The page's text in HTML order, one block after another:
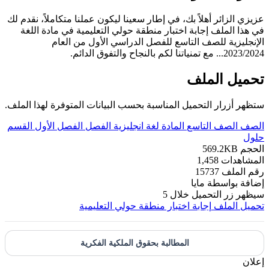
عزيزي الزائر أهلاً بك، في إطار سعينا ليكون عملنا متكاملاً، نقدم لك
في هذا الملف إجابة اختبار منطقة حولي التعليمية في مادة اللغة
الإنجليزية للصف التاسع للفصل الدراسي الأول من العام
2023/2024... مع تمنياتنا لكم بالنجاح والتفوق الدائم.
تحميل الملف
ستظهر أزرار التحميل المناسبة بحسب البيانات المتوفرة لهذا الملف.
الصف الصف التاسع المادة لغة انجليزية الفصل الفصل الأول
القسم
حلول
الحجم 569.2KB
المشاهدات 1,458
رقم الملف 15737
إضافة بواسطة مايا
سيظهر زر التحميل خلال 5
تحميل الملف
إجابة اختبار منطقة حولي التعليمية
المطالبة بحقوق الملكية الفكرية
إعلان